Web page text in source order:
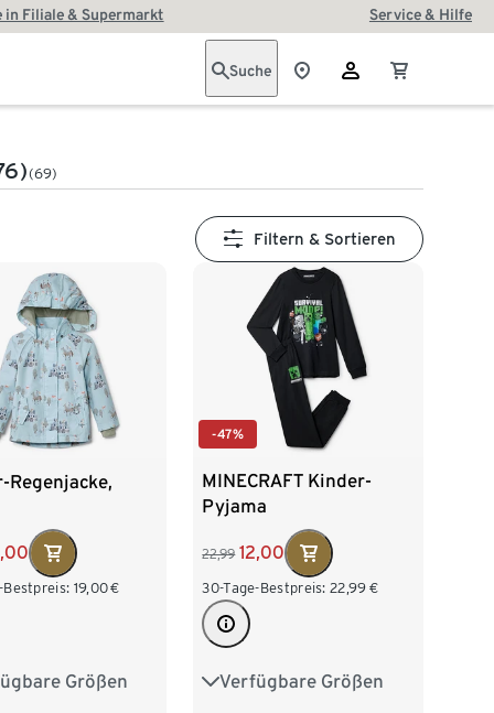
in Filiale & Supermarkt Service & Hilfe
Suche
(69)
Filtern & Sortieren
Regenjacke,
Bestpreis: 19,00€
Größen
86/92
-47%
MINECRAFT Kinder-
Pyjama
22,99 12,00
30-Tage-Bestpreis: 22,99 €
Verfügbare Größen
122/128 134/140